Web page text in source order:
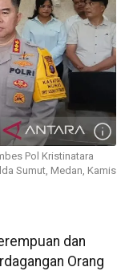
Pol Kristinatara
Sumut, Medan, Kamis
dan
Orang